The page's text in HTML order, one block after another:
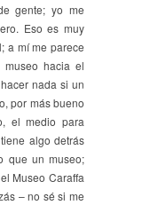
gente; yo me
Eso es muy
a mí me parece
hacia el
nada si un
por más bueno
el medio para
algo detrás
que un museo;
Museo Caraffa
– no sé si me